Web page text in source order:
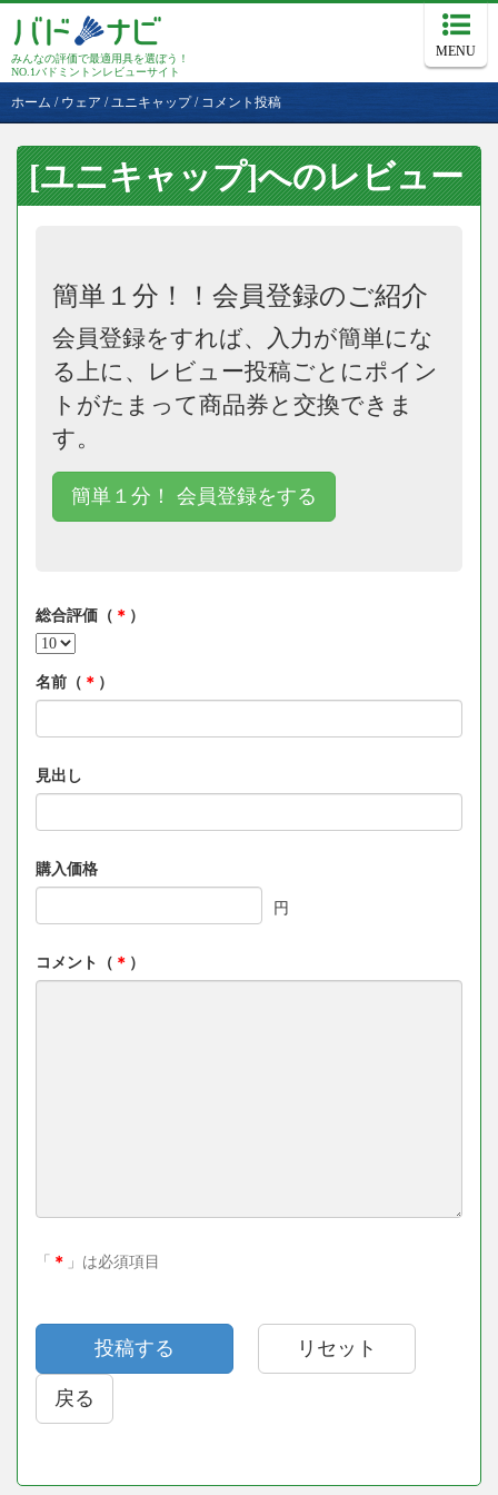
みんなの評価で最適用具を選ぼう！
NO.1バドミントンレビューサイト
MENU
ホーム / ウェア / ユニキャップ/ コメント投稿
[ユニキャップ]へのレビュー
簡単１分！！会員登録のご紹介
会員登録をすれば、入力が簡単にな
る上に、レビュー投稿ごとにポイン
トがたまって商品券と交換できま
す。
簡単１分！ 会員登録をする
総合評価（ ＊ ）
名前（ ＊ ）
見出し
購入価格
円
コメント（ ＊ ）
「 ＊ 」は必須項目
戻る